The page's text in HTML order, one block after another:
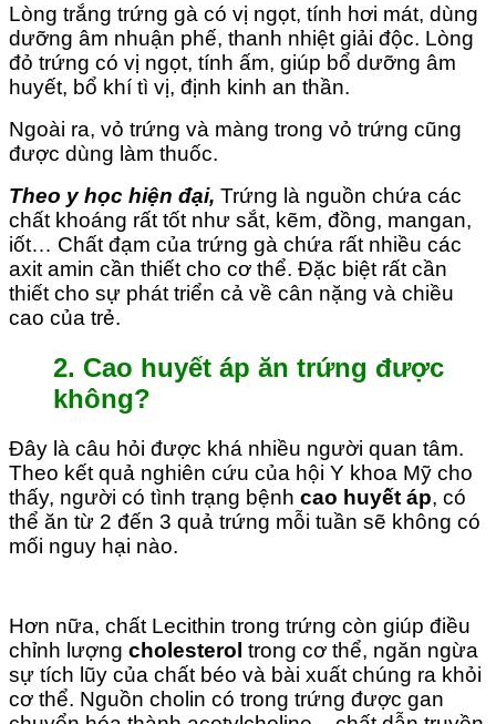
Lòng trắng trứng gà có vị ngọt, tính hơi mát, dùng
dưỡng âm nhuận phế, thanh nhiệt giải độc. Lòng
đỏ trứng có vị ngọt, tính ấm, giúp bổ dưỡng âm
huyết, bổ khí tì vị, định kinh an thần.
Ngoài ra, vỏ trứng và màng trong vỏ trứng cũng
được dùng làm thuốc.
Theo y học hiện đại, Trứng là nguồn chứa các
chất khoáng rất tốt như sắt, kẽm, đồng, mangan,
iốt… Chất đạm của trứng gà chứa rất nhiều các
axit amin cần thiết cho cơ thể. Đặc biệt rất cần
thiết cho sự phát triển cả về cân nặng và chiều
cao của trẻ.
2. Cao huyết áp ăn trứng được
không?
Đây là câu hỏi được khá nhiều người quan tâm.
Theo kết quả nghiên cứu của hội Y khoa Mỹ cho
thấy, người có tình trạng bệnh cao huyết áp, có
thể ăn từ 2 đến 3 quả trứng mỗi tuần sẽ không có
mối nguy hại nào.
Hơn nữa, chất Lecithin trong trứng còn giúp điều
chỉnh lượng cholesterol trong cơ thể, ngăn ngừa
sự tích lũy của chất béo và bài xuất chúng ra khỏi
cơ thể. Nguồn cholin có trong trứng được gan